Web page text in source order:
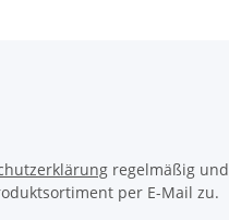
regelmäßig und
per E-Mail zu.